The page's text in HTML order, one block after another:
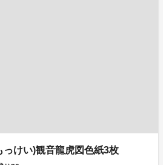
っけい)観音龍虎図色紙3枚